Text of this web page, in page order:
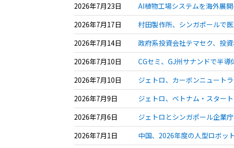
2026年7月23日
AI植物工場システムを海外展
2026年7月17日
村田製作所、シンガポールで
2026年7月14日
政府系投資会社テマセク、投
2026年7月10日
CGセミ、GJ州サナンドで半
2026年7月10日
ジェトロ、カーボンニュート
2026年7月9日
ジェトロ、ベトナム・スター
2026年7月6日
ジェトロとシンガポール企業
2026年7月1日
中国、2026年度の人型ロボッ